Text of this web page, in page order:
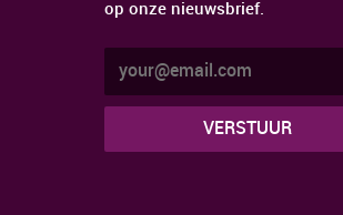
op onze nieuwsbrief.